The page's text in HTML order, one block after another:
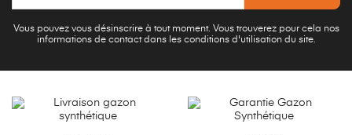
Vous pouvez vous désinscrire à tout moment. Vous trouverez pour cela nos
informations de contact dans les conditions d'utilisation du site.